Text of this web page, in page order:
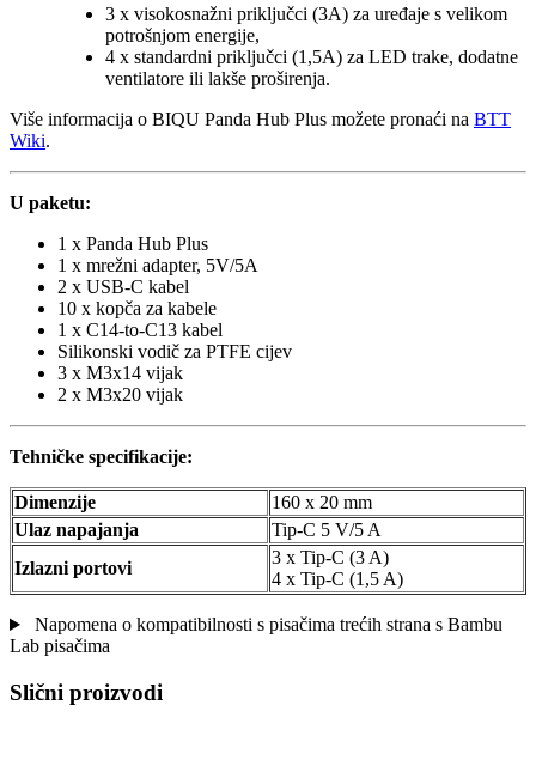
3 x visokosnažni priključci (3A) za uređaje s velikom
potrošnjom energije,
4 x standardni priključci (1,5A) za LED trake, dodatne
ventilatore ili lakše proširenja.
Više informacija o BIQU Panda Hub Plus možete pronaći na BTT
Wiki.
U paketu:
1 x Panda Hub Plus
1 x mrežni adapter, 5V/5A
2 x USB-C kabel
10 x kopča za kabele
1 x C14-to-C13 kabel
Silikonski vodič za PTFE cijev
3 x M3x14 vijak
2 x M3x20 vijak
Tehničke specifikacije:
Dimenzije
160 x 20 mm
Ulaz napajanja
Tip-C 5 V/5 A
Izlazni portovi
3 x Tip-C (3 A)
4 x Tip-C (1,5 A)
Napomena o kompatibilnosti s pisačima trećih strana s Bambu
Lab pisačima
Slični proizvodi